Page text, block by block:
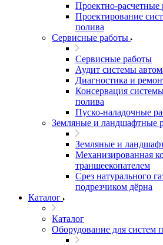
Проектно-расчетные
Проектирование
полива
Сервисные работы
Сервисные работы
Аудит системы
Диагностика и
Консервация
полива
Пуско-наладочные
Земляные и ландшафтные
Земляные и
Механизированная
траншеекопателем
Срез натурального
подрезчиком дёрна
Каталог
Каталог
Оборудование для систем